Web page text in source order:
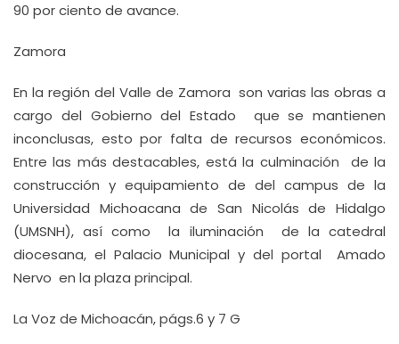
90 por ciento de avance.
Zamora
En la región del Valle de Zamora son varias las obras a
cargo del Gobierno del Estado que se mantienen
inconclusas, esto por falta de recursos económicos.
Entre las más destacables, está la culminación de la
construcción y equipamiento de del campus de la
Universidad Michoacana de San Nicolás de Hidalgo
(UMSNH), así como la iluminación de la catedral
diocesana, el Palacio Municipal y del portal Amado
Nervo en la plaza principal.
La Voz de Michoacán, págs.6 y 7 G